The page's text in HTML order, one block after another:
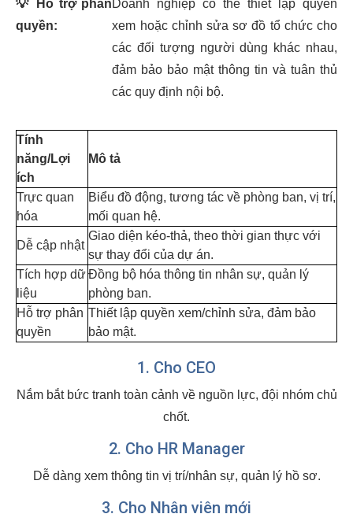
💡
Hỗ trợ phân
quyền:
Doanh nghiệp có thể thiết lập quyền
xem hoặc chỉnh sửa sơ đồ tổ chức cho
các đối tượng người dùng khác nhau,
đảm bảo bảo mật thông tin và tuân thủ
các quy định nội bộ.
Tính
năng/Lợi
ích
Mô tả
Trực quan
hóa
Biểu đồ động, tương tác về phòng ban, vị trí,
mối quan hệ.
Dễ cập nhật
Giao diện kéo-thả, theo thời gian thực với
sự thay đổi của dự án.
Tích hợp dữ
liệu
Đồng bộ hóa thông tin nhân sự, quản lý
phòng ban.
Hỗ trợ phân
quyền
Thiết lập quyền xem/chỉnh sửa, đảm bảo
bảo mật.
1. Cho CEO
Nắm bắt bức tranh toàn cảnh về nguồn lực, đội nhóm chủ
chốt.
2. Cho HR Manager
Dễ dàng xem thông tin vị trí/nhân sự, quản lý hồ sơ.
3. Cho Nhân viên mới